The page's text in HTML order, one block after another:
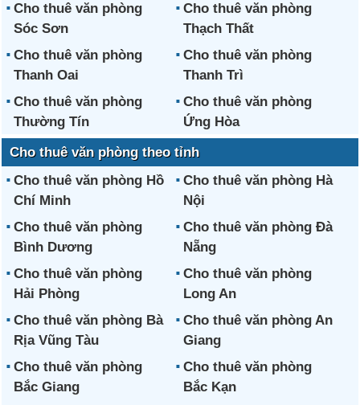
Cho thuê văn phòng
Sóc Sơn
Cho thuê văn phòng
Thạch Thất
Cho thuê văn phòng
Thanh Oai
Cho thuê văn phòng
Thanh Trì
Cho thuê văn phòng
Thường Tín
Cho thuê văn phòng
Ứng Hòa
Cho thuê văn phòng theo tỉnh
Cho thuê văn phòng Hồ
Chí Minh
Cho thuê văn phòng Hà
Nội
Cho thuê văn phòng
Bình Dương
Cho thuê văn phòng Đà
Nẵng
Cho thuê văn phòng
Hải Phòng
Cho thuê văn phòng
Long An
Cho thuê văn phòng Bà
Rịa Vũng Tàu
Cho thuê văn phòng An
Giang
Cho thuê văn phòng
Bắc Giang
Cho thuê văn phòng
Bắc Kạn